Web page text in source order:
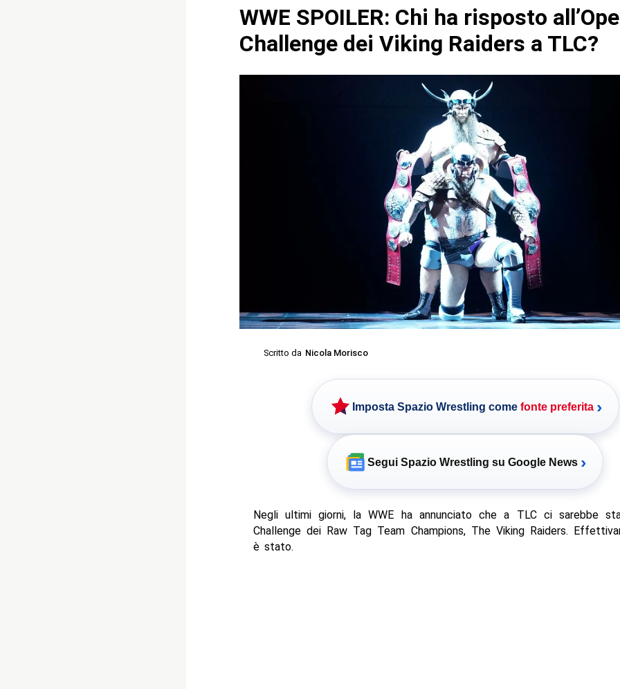
WWE SPOILER: Chi ha risposto
Challenge dei Viking Raiders a TLC?
Scritto da Nicola Morisco
Imposta Spazio Wrestling come fonte preferita ›
Segui Spazio Wrestling su Google News ›
Negli ultimi giorni, la WWE ha annunciato che a TLC ci sarebbe
Challenge dei Raw Tag Team Champions, The Viking Raiders.
è stato.